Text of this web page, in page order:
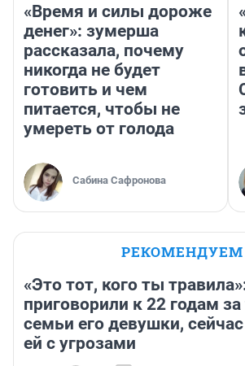
«Время и силы дороже
денег»: зумерша
рассказала, почему
никогда не будет
готовить и чем
питается, чтобы не
умереть от голода
Сабина Сафронова
РЕКОМЕНДУЕМ
«Это тот, кого ты
приговорили к 22 годам
семьи его девушки,
ей с угрозами